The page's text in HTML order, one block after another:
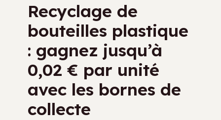
Bricolage
Recyclage de
bouteilles plastique
: gagnez jusqu’à
0,02 € par unité
avec les bornes de
collecte